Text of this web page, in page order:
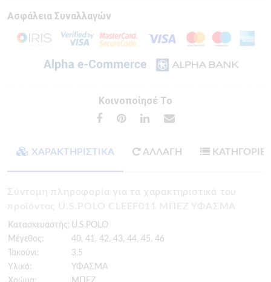
Ασφάλεια Συναλλαγών
Κοινοποίησέ Το
ΧΑΡΑΚΤΗΡΙΣΤΙΚΑ ΑΛΛΑΓΗ ΚΑΤΗΓΟΡΙΕΣ
Σύντομη πληροφορία για τα χαρακτηριστικά του
προϊόντος U.S.POLO CLEEF011 ΜΠΕΖ ΥΦΑΣΜΑ
Κατασκευαστής: U.S.POLO
Μέγεθος:
40, 41, 42, 43, 44, 45, 46
Τακούνι:
3.5
Υλικό:
ΥΦΑΣΜΑ